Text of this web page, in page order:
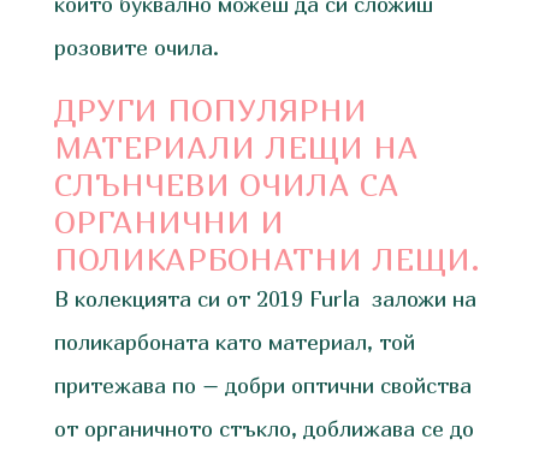
розовите очила.
ДРУГИ ПОПУЛЯРНИ
МАТЕРИАЛИ ЛЕЩИ НА
СЛЪНЧЕВИ ОЧИЛА СА
ОРГАНИЧНИ И
ПОЛИКАРБОНАТНИ ЛЕЩИ.
В колекцията си от 2019 Furla заложи на
поликарбоната като материал, той
притежава по – добри оптични свойства
от органичното стъкло, доближава се до